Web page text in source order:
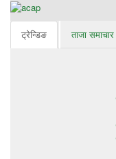
ट्रेन्डिङ ताजा समाचार